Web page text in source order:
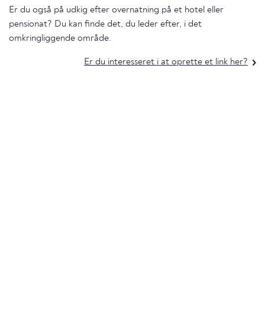
Er du også på udkig efter overnatning på et hotel eller
pensionat? Du kan finde det, du leder efter, i det
omkringliggende område.
Er du interesseret i at oprette et link her?